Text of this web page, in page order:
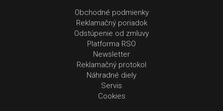
Obchodné podmienky
Reklamačný poriadok
Odstúpenie od zmluvy
Platforma RSO
Newsletter
Reklamačný protokol
Náhradné diely
Servis
Cookies